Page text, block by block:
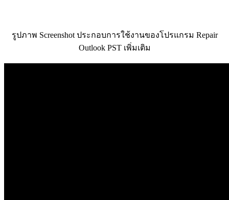
รูปภาพ Screenshot ประกอบการใช้งานของโปรแกรม Repair
Outlook PST เพิ่มเติม